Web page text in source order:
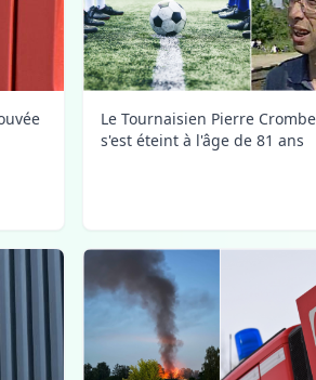
Le Tournaisien Pierre
s'est éteint à l'âge de 81 ans